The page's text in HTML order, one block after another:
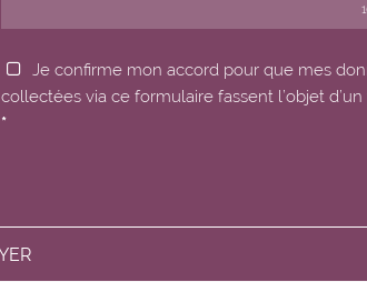
Je confirme mon accord pour que mes
collectées via ce formulaire fassent l’objet
*